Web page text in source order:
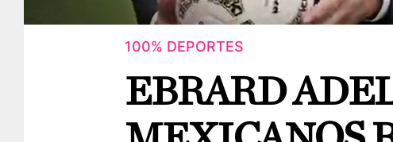
100% DEPORTES
EBRARD